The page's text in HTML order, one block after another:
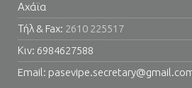
Αχάϊα
Τήλ & Fax: 2610 225517
Κιν: 6984627588
Email: